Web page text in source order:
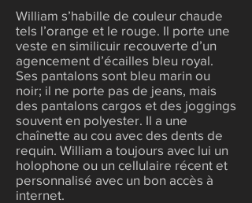
William s’habille de couleur chaude
tels l’orange et le rouge. Il porte une
veste en similicuir recouverte d’un
agencement d’écailles bleu royal.
Ses pantalons sont bleu marin ou
noir‪; il ne porte pas de jeans, mais
des pantalons cargos et des joggings
souvent en polyester. Il a une
chaînette au cou avec des dents de
requin. William a toujours avec lui un
holophone ou un cellulaire récent et
personnalisé avec un bon accès à
internet.